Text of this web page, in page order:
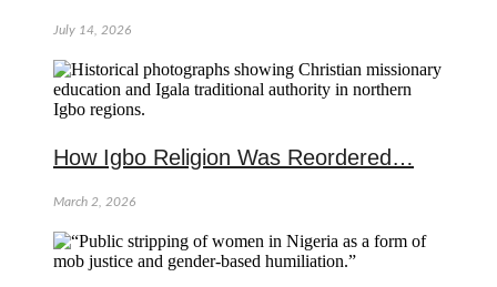
July 14, 2026
How Igbo Religion Was Reordered…
March 2, 2026